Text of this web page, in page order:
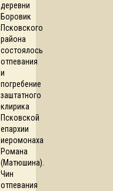
деревни
Боровик
Псковского
района
состоялось
отпевания
и
погребение
заштатного
клирика
Псковской
епархии
иеромонаха
Романа
(Матюшина).
Чин
отпевания